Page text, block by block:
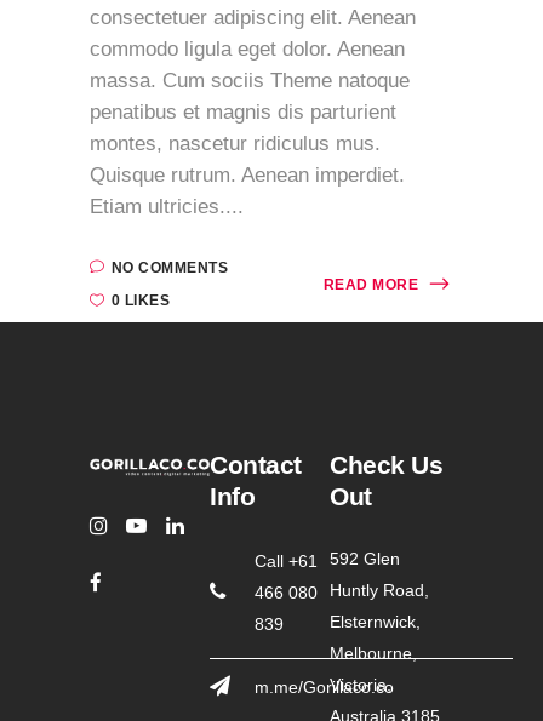
consectetuer adipiscing elit. Aenean
commodo ligula eget dolor. Aenean
massa. Cum sociis Theme natoque
penatibus et magnis dis parturient
montes, nascetur ridiculus mus.
Quisque rutrum. Aenean imperdiet.
Etiam ultricies....
NO COMMENTS
0 LIKES
READ MORE
Contact
Info
Call +61
466 080
839
m.me/Gorillaco.co
Check Us
Out
592 Glen
Huntly Road,
Elsternwick,
Melbourne,
Victoria,
Australia 3185